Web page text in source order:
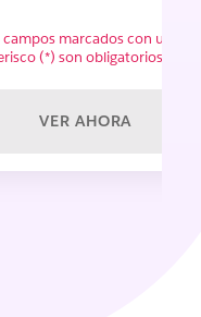
campos marcados con un
(*) son obligatorios.
VER AHORA